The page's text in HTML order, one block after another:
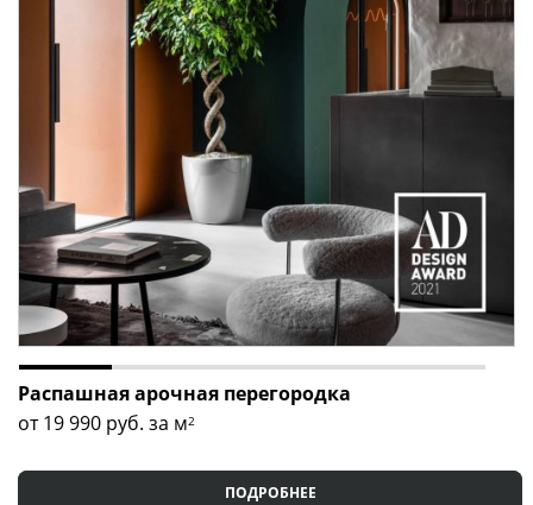
Оставьте заявку прямо сейчас
, чтобы наш менеджер
связался с вами, рассчитал стоимость доставки и
монтажа, а также ответил на все ваши вопросы!
Распашная арочная перегородка
от 19 990 руб. за м2
ПОДРОБНЕЕ